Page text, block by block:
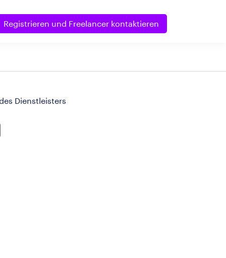
Registrieren und Freelancer kontaktieren
Dienstleisters